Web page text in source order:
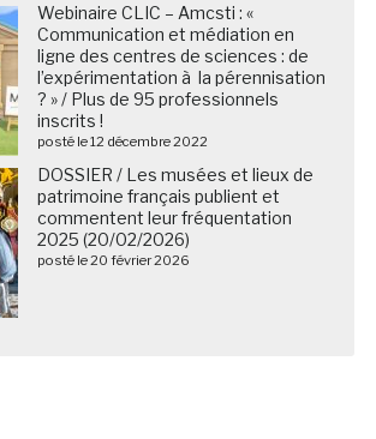
Webinaire CLIC – Amcsti : «
Communication et médiation en
ligne des centres de sciences : de
l’expérimentation à la pérennisation
? » / Plus de 95 professionnels
inscrits !
posté le 12 décembre 2022
DOSSIER / Les musées et lieux de
patrimoine français publient et
commentent leur fréquentation
2025 (20/02/2026)
posté le 20 février 2026